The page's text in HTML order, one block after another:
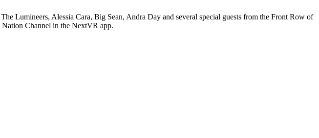
Lumineers, Alessia Cara, Big Sean, Andra Day and several special guests from the Front Row of
Nation Channel in the NextVR app.